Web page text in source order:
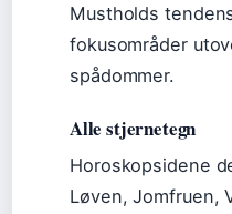
Mustholds
fokusområder
spådommer.
Alle stjernetegn
Horoskopsidene
Løven, Jomfruen,